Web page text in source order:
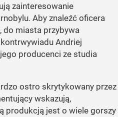
zainteresowanie
Aby znaleźć oficera
do miasta przybywa
Andriej
producenci ze studia
ostro skrytykowany przez
wskazują,
produkcją jest o wiele gorszy